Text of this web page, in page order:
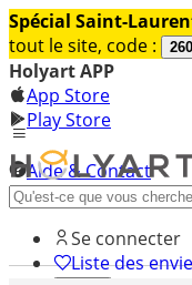
Spécial Saint-
tout le site, code :
Holyart APP
App Store
Play Store
Aide & Contact
Découvrez Premium
Se connecter
Liste des